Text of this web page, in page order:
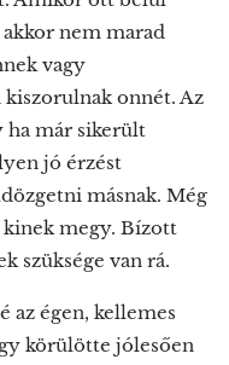
nem marad
vagy
onnét. Az
ha már sikerült
jó érzést
másnak. Még
kinek megy. Bízott
szüksége van rá.
az égen, kellemes
körülötte jólesően